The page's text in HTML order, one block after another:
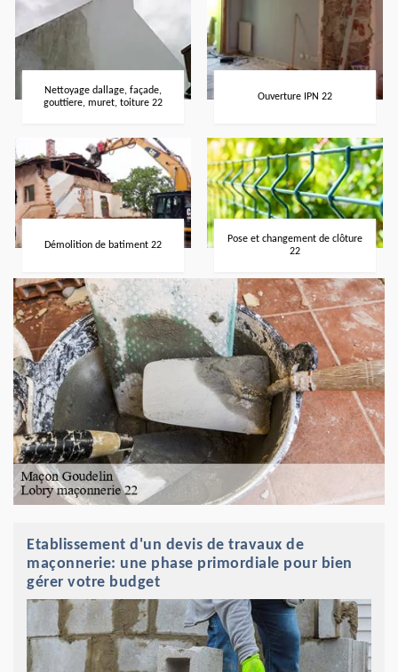
Nettoyage dallage, façade,
gouttiere, muret, toiture 22
Ouverture IPN 22
Démolition de batiment 22
Pose et changement de clôture
22
Etablissement d'un devis de travaux de
maçonnerie: une phase primordiale pour bien
gérer votre budget